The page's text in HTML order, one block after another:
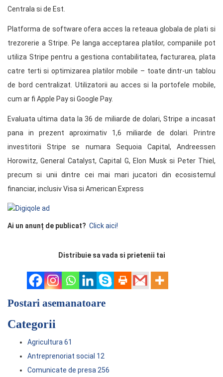
Centrala si de Est.
Platforma de software ofera acces la reteaua globala de plati si
trezorerie a Stripe. Pe langa acceptarea platilor, companiile pot
utiliza Stripe pentru a gestiona contabilitatea, facturarea, plata
catre terti si optimizarea platilor mobile – toate dintr-un tablou
de bord centralizat. Utilizatorii au acces si la portofele mobile,
cum ar fi Apple Pay si Google Pay.
Evaluata ultima data la 36 de miliarde de dolari, Stripe a incasat
pana in prezent aproximativ 1,6 miliarde de dolari. Printre
investitorii Stripe se numara Sequoia Capital, Andreessen
Horowitz, General Catalyst, Capital G, Elon Musk si Peter Thiel,
precum si unii dintre cei mai mari jucatori din ecosistemul
financiar, inclusiv Visa si American Express
Ai un anunț de publicat? Click aici!
Distribuie sa vada si prietenii tai
Postari asemanatoare
Categorii
Agricultura61
Antreprenoriat social 12
Comunicate de presa256